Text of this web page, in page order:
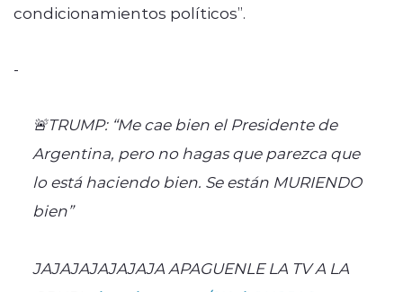
condicionamientos políticos”.
-
🚨TRUMP: “Me cae bien el Presidente de
Argentina, pero no hagas que parezca que
lo está haciendo bien. Se están MURIENDO
bien”
JAJAJAJAJAJAJA APAGUENLE LA TV A LA